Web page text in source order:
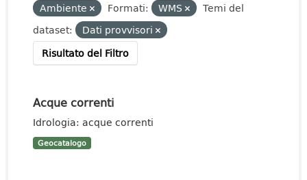
Ambiente
Formati: WMS
Temi del
dataset:
Dati provvisori
Risultato del Filtro
Acque correnti
Idrologia: acque correnti
Geocatalogo